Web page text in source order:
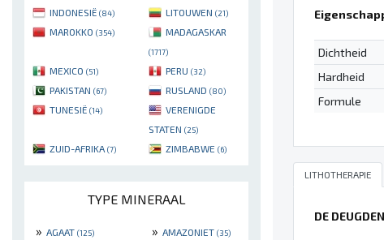
INDONESIË (84) LITOUWEN (21)
MAROKKO (354) MADAGASKAR
(1717)
MEXICO (51) PERU (32)
PAKISTAN (67) RUSLAND (80)
TUNESIË (14)
VERENIGDE
STATEN (25)
ZUID-AFRIKA (7) ZIMBABWE (6)
TYPE MINERAAL
» AGAAT (125) » AMAZONIET (35)
Dichtheid
Hardheid
Formule
LITHOTHERAPIE
DE